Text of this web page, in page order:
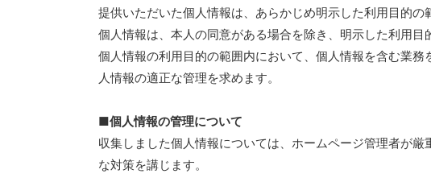
提供いただいた個人情報は、あらかじめ明示した利用目的の
個人情報は、本人の同意がある場合を除き、明示した利用目
個人情報の利用目的の範囲内において、個人情報を含む業
人情報の適正な管理を求めます。
■個人情報の管理について
収集しました個人情報については、ホームページ管理者が
な対策を講じます。